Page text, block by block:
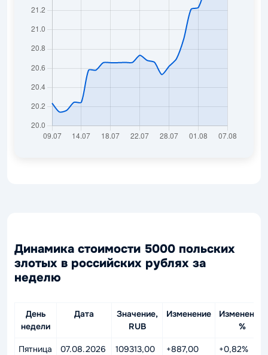
Динамика стоимости 5000 польских
злотых в российских рублях за
неделю
День
недели
Дата
Значение,
RUB
Изменение
Изменение,
%
Пятница 07.08.2026 109313,00 +887,00 +0,82%